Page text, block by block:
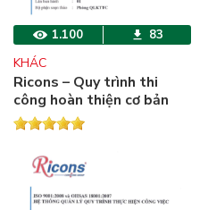
1.100 83
KHÁC
Ricons – Quy trình thi
công hoàn thiện cơ bản
(Quy trình tổng)